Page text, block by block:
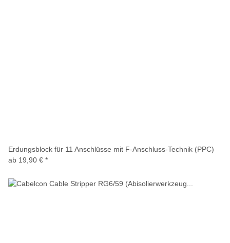
Erdungsblock für 11 Anschlüsse mit F-Anschluss-Technik (PPC)
ab 19,90 € *